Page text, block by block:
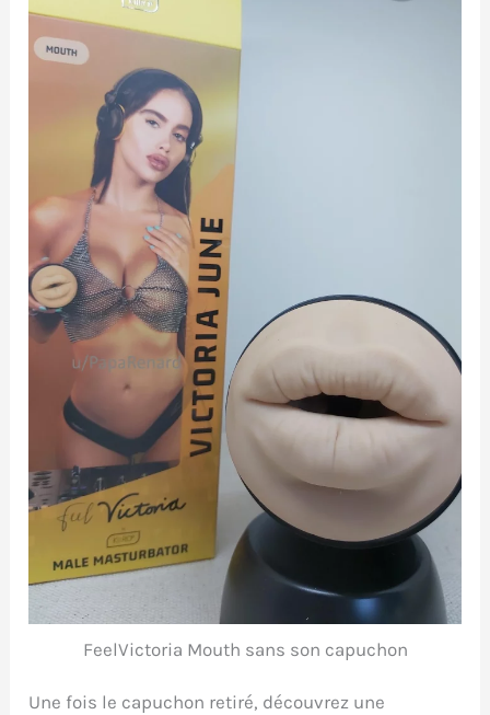
FeelVictoria Mouth sans son capuchon
Une fois le capuchon retiré, découvrez une